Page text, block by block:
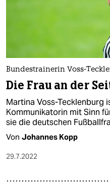
Bundestrainerin Voss-
Die Frau an der
Martina Voss-Tecklenburg
Kommunikatorin mit Sinn
sie die deutschen
Von Johannes Kopp
29.7.2022